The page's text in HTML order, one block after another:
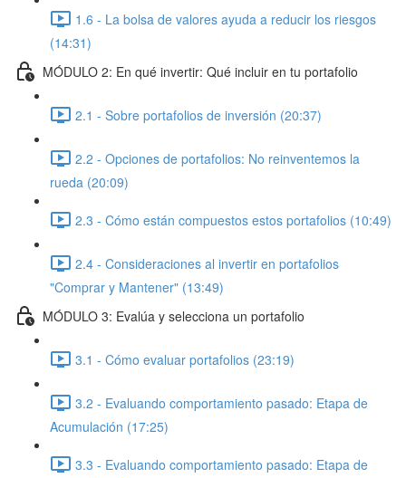
1.6 - La bolsa de valores ayuda a reducir los riesgos
(14:31)
MÓDULO 2: En qué invertir: Qué incluir en tu portafolio
2.1 - Sobre portafolios de inversión (20:37)
2.2 - Opciones de portafolios: No reinventemos la
rueda (20:09)
2.3 - Cómo están compuestos estos portafolios (10:49)
2.4 - Consideraciones al invertir en portafolios
"Comprar y Mantener" (13:49)
MÓDULO 3: Evalúa y selecciona un portafolio
3.1 - Cómo evaluar portafolios (23:19)
3.2 - Evaluando comportamiento pasado: Etapa de
Acumulación (17:25)
3.3 - Evaluando comportamiento pasado: Etapa de